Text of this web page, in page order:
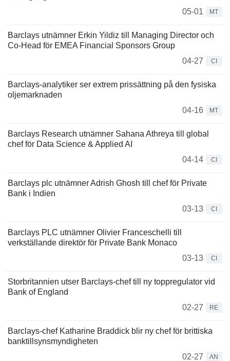
05-01
MT
Barclays utnämner Erkin Yildiz till Managing Director och
Co-Head för EMEA Financial Sponsors Group
04-27
CI
Barclays-analytiker ser extrem prissättning på den fysiska
oljemarknaden
04-16
MT
Barclays Research utnämner Sahana Athreya till global
chef för Data Science & Applied AI
04-14
CI
Barclays plc utnämner Adrish Ghosh till chef för Private
Bank i Indien
03-13
CI
Barclays PLC utnämner Olivier Franceschelli till
verkställande direktör för Private Bank Monaco
03-13
CI
Storbritannien utser Barclays-chef till ny toppregulator vid
Bank of England
02-27
RE
Barclays-chef Katharine Braddick blir ny chef för brittiska
banktillsynsmyndigheten
02-27
AN